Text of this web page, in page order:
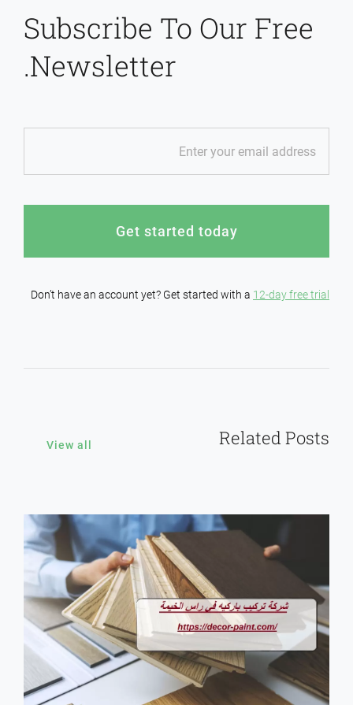
Subscribe To Our Free
Newsletter.
Get started today
Don’t have an account yet? Get started with a 12-day free trial
Related Posts
View all